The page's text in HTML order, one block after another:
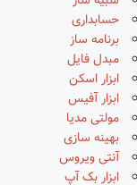
حسابداری
برنامه ساز
مبدل فایل
ابزار اسکن
ابزار آفیس
مولتی مدیا
بهینه سازی
آنتی ویروس
ابزار بک آپ